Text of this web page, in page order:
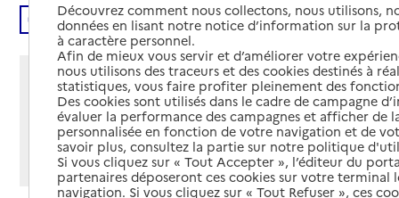
Écouter
Partager cette page
ImprimerPartager par email
Partager sur Facebook
Partager sur X
Partager sur Linkedin
Si vous souhaitez partager sur Facebook, LinkedIn, X et
Whatsapp, veuillezautoriser le dépôt de cookies .
Découvrez comment nous collectons, nous utilisons,
données en lisant notre notice d’information sur la
à caractère personnel.
Afin de mieux vous servir et d’améliorer votre
nous utilisons des traceurs et des cookies destinés à
statistiques, vous faire profiter pleinement des
Des cookies sont utilisés dans le cadre de campagne
évaluer la performance des campagnes et afficher de
personnalisée en fonction de votre navigation et de
savoir plus, consultez la partie sur notre politique
Si vous cliquez sur « Tout Accepter », l’éditeur du
partenaires déposeront ces cookies sur votre terminal
navigation. Si vous cliquez sur « Tout Refuser », ces